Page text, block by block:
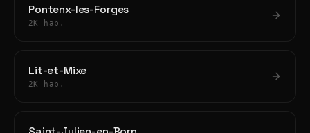
Pontenx-les-Forges
2K hab.
Lit-et-Mixe
2K hab.